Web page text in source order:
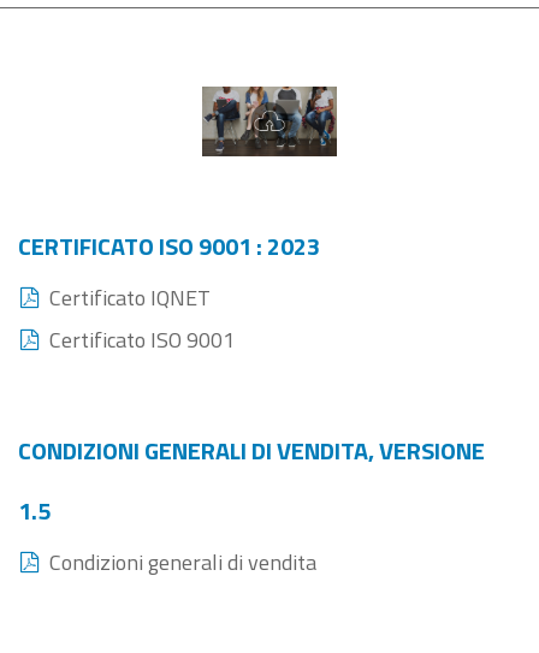
CERTIFICATO ISO 9001 : 2023
Certificato IQNET
Certificato ISO 9001
CONDIZIONI GENERALI DI VENDITA, VERSIONE
1.5
Condizioni generali di vendita